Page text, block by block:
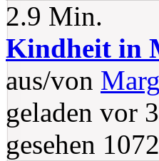
2.9 Min.
Kindheit in
aus/von
geladen vor
gesehen